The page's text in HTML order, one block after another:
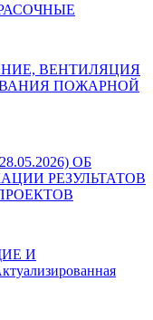
ВЕНТИЛЯЦИЯ
ПОЖАРНОЙ
ОБ
РЕЗУЛЬТАТОВ
И